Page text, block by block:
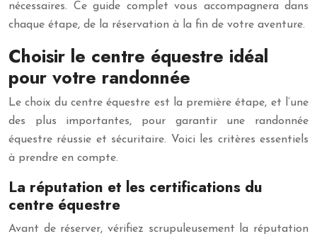
nécessaires. Ce guide complet vous accompagnera dans
chaque étape, de la réservation à la fin de votre aventure.
Choisir le centre équestre idéal
pour votre randonnée
Le choix du centre équestre est la première étape, et l’une
des plus importantes, pour garantir une randonnée
équestre réussie et sécuritaire. Voici les critères essentiels
à prendre en compte.
La réputation et les certifications du
centre équestre
Avant de réserver, vérifiez scrupuleusement la réputation